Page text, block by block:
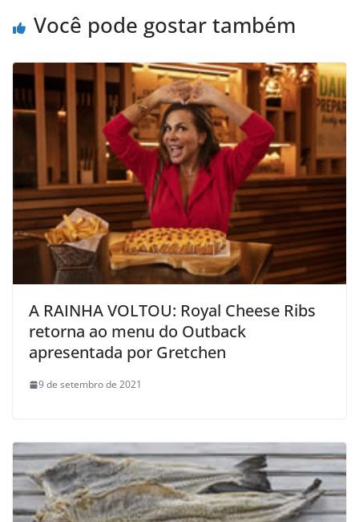
Você pode gostar também
A RAINHA VOLTOU: Royal Cheese Ribs
retorna ao menu do Outback
apresentada por Gretchen
9 de setembro de 2021